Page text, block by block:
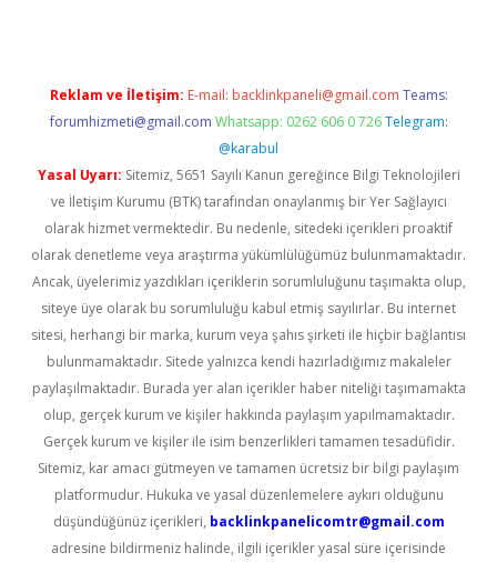
Reklam ve İletişim: E-mail: backlinkpaneli@gmail.com Teams:
forumhizmeti@gmail.com Whatsapp: 0262 606 0 726 Telegram:
@karabul
Yasal Uyarı: Sitemiz, 5651 Sayılı Kanun gereğince Bilgi Teknolojileri
ve İletişim Kurumu (BTK) tarafından onaylanmış bir Yer Sağlayıcı
olarak hizmet vermektedir. Bu nedenle, sitedeki içerikleri proaktif
olarak denetleme veya araştırma yükümlülüğümüz bulunmamaktadır.
Ancak, üyelerimiz yazdıkları içeriklerin sorumluluğunu taşımakta olup,
siteye üye olarak bu sorumluluğu kabul etmiş sayılırlar. Bu internet
sitesi, herhangi bir marka, kurum veya şahıs şirketi ile hiçbir bağlantısı
bulunmamaktadır. Sitede yalnızca kendi hazırladığımız makaleler
paylaşılmaktadır. Burada yer alan içerikler haber niteliği taşımamakta
olup, gerçek kurum ve kişiler hakkında paylaşım yapılmamaktadır.
Gerçek kurum ve kişiler ile isim benzerlikleri tamamen tesadüfidir.
Sitemiz, kar amacı gütmeyen ve tamamen ücretsiz bir bilgi paylaşım
platformudur. Hukuka ve yasal düzenlemelere aykırı olduğunu
düşündüğünüz içerikleri, backlinkpanelicomtr@gmail.com
adresine bildirmeniz halinde, ilgili içerikler yasal süre içerisinde